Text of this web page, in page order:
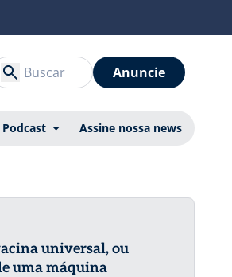
Anuncie
Podcast Assine nossa news
universal, ou
uma máquina